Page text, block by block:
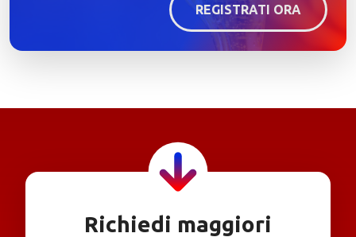
REGISTRATI ORA
Richiedi maggiori